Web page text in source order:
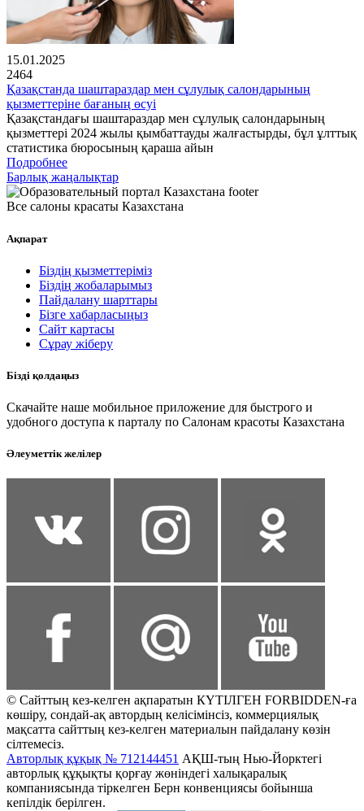
15.01.2025
2464
Қазақстанда шаштараздар мен сұлулық салондарының
қызметтеріне бағаның өсуі
Қазақстандағы шаштараздар мен сұлулық салондарының
қызметтері 2024 жылы қымбаттауды жалғастырды, бұл ұлттық
статистика бюросының қараша айын
Подробнее
Барлық жаңалықтар
Все салоны красаты Казахстана
Ақпарат
Біздің қызметтеріміз
Біздің жобаларымыз
Пайдалану шарттары
Бізге хабарласыңыз
Сайт картасы
Сұрау жіберу
Бізді қолдаңыз
Скачайте наше мобильное приложение для быстрого и
удобного доступа к парталу по Салонам красоты Казахстана
Әлеуметтік желілер
© Сайттың кез-келген ақпаратын КҮТІЛГЕН FORBIDDEN-ға
көшіру, сондай-ақ автордың келісімінсіз, коммерциялық
мақсатта сайттың кез-келген материалын пайдалану көзін
сілтемесіз.
Авторлық құқық № 712144451 АҚШ-тың Нью-Йорктегі
авторлық құқықты қорғау жөніндегі халықаралық
компаниясында тіркелген Берн конвенциясы бойынша
кепілдік берілген.